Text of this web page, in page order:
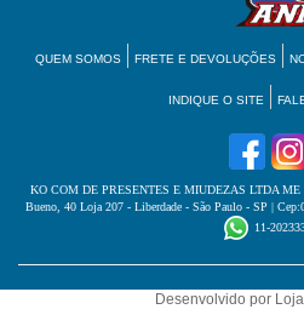
QUEM SOMOS FRETE E DEVOLUÇÕES
INDIQUE O SITE
KO COM DE PRESENTES E MIUDEZAS LTDA ME
Bueno, 40 Loja 207 - Liberdade - São Paulo - SP |
11-
Desenvolvido por